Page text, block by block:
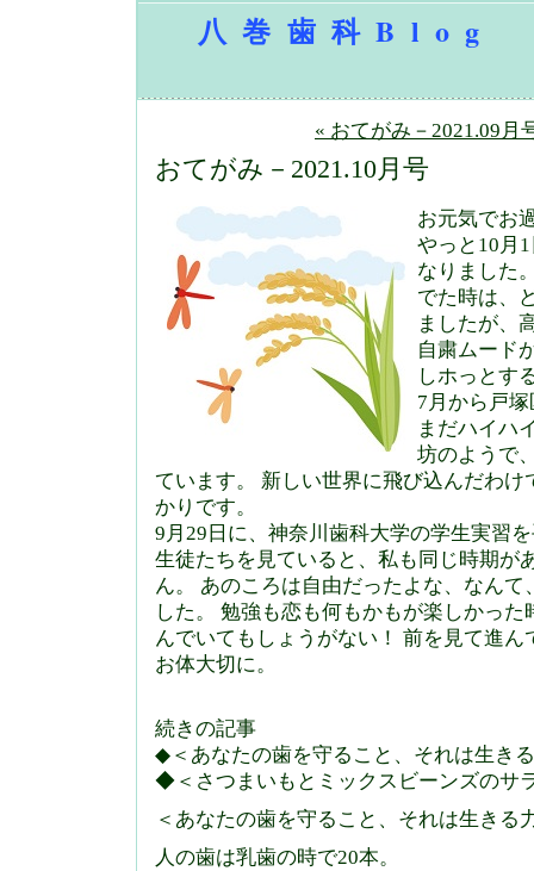
八巻歯科Blog
« おてがみ－2021.09月
おてがみ－2021.10月号
お元気でお
やっと10月
なりました
でた時は、
ましたが、
自粛ムード
しホっとす
7月から戸
まだハイハ
坊のようで
ています。 新しい世界に飛び込んだわ
かりです。
9月29日に、神奈川歯科大学の学生実習
生徒たちを見ていると、私も同じ時期が
ん。 あのころは自由だったよな、なん
した。 勉強も恋も何もかもが楽しかっ
んでいてもしょうがない！ 前を見て進
お体大切に。
続きの記事
◆＜あなたの歯を守ること、それは生き
◆＜さつまいもとミックスビーンズのサ
＜あなたの歯を守ること、それは生きる
人の歯は乳歯の時で20本。